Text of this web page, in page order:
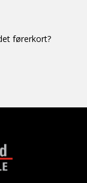
førerkort?